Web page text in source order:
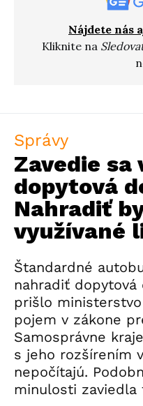
Nájdete nás
Kliknite na
Správy
Zavedie sa
dopytová
Nahradiť
využívané
Štandardné
nahradiť dopytová
prišlo
pojem v zákone
Samosprávne
s jeho rozšírením
nepočítajú.
minulosti zaviedla